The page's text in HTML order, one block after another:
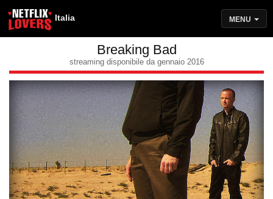
Italia MENU
Breaking Bad
streaming disponibile da gennaio 2016